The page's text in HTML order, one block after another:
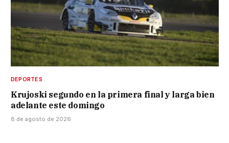
DEPORTES
Krujoski segundo en la primera final y larga bien
adelante este domingo
8 de agosto de 2026